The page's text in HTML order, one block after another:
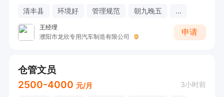
清丰县 环境好 管理规范 朝九晚五 ...
王经理
濮阳市龙欣专用汽车制造有限公司
申请
仓管文员
2500-4000 元/月 3小时前